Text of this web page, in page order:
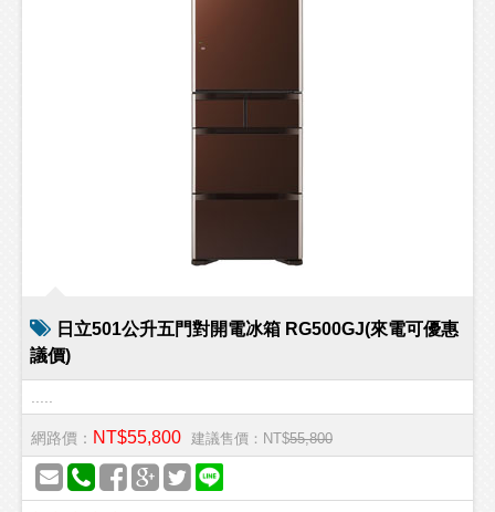
日立501公升五門對開電冰箱 RG500GJ(來電可優惠
議價)
網路價： NT$55,800 建議售價：NT$55,800